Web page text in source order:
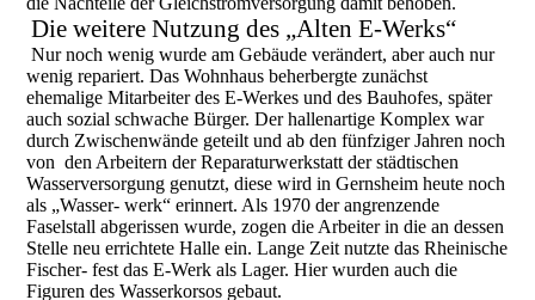
Die weitere Nutzung des „Alten E-Werks“
Nur noch wenig wurde am Gebäude verändert, aber auch nur
wenig repariert. Das Wohnhaus beherbergte zunächst
ehemalige Mitarbeiter des E-Werkes und des Bauhofes, später
auch sozial schwache Bürger. Der hallenartige Komplex war
durch Zwischenwände geteilt und ab den fünfziger Jahren noch
von den Arbeitern der Reparaturwerkstatt der städtischen
Wasserversorgung genutzt, diese wird in Gernsheim heute noch
als „Wasser- werk“ erinnert. Als 1970 der angrenzende
Faselstall abgerissen wurde, zogen die Arbeiter in die an dessen
Stelle neu errichtete Halle ein. Lange Zeit nutzte das Rheinische
Fischer- fest das E-Werk als Lager. Hier wurden auch die
Figuren des Wasserkorsos gebaut.